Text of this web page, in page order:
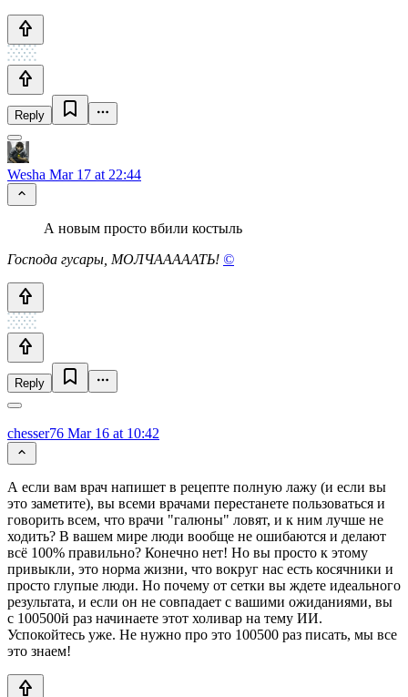
Reply
Wesha Mar 17 at 22:44
А новым просто вбили костыль
Господа гусары, МОЛЧАААААТЬ! ©
Reply
chesser76 Mar 16 at 10:42
А если вам врач напишет в рецепте полную лажу (и если вы
это заметите), вы всеми врачами перестанете пользоваться и
говорить всем, что врачи "галюны" ловят, и к ним лучше не
ходить? В вашем мире люди вообще не ошибаются и делают
всё 100% правильно? Конечно нет! Но вы просто к этому
привыкли, это норма жизни, что вокруг нас есть косячники и
просто глупые люди. Но почему от сетки вы ждете идеального
результата, и если он не совпадает с вашими ожиданиями, вы
с 100500й раз начинаете этот холивар на тему ИИ.
Успокойтесь уже. Не нужно про это 100500 раз писать, мы все
это знаем!